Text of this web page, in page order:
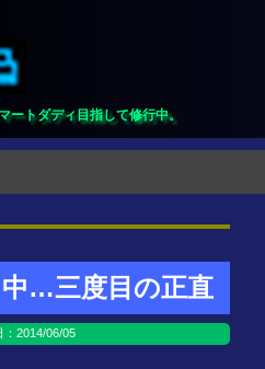
ートダディ目指して修行中。
…三度目の正直
：2014/06/05